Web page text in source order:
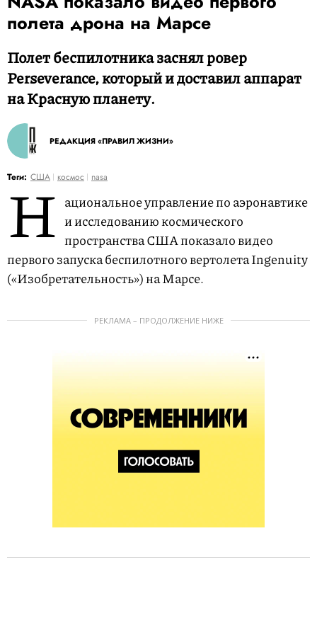
полета дрона на Марсе
Полет беспилотника заснял ровер
Perseverance, который и доставил аппарат
на Красную планету.
РЕДАКЦИЯ «ПРАВИЛ ЖИЗНИ»
Теги: США космос nasa
Н ациональное управление по аэронавтике
и исследованию космического
пространства США показало видео
первого запуска беспилотного вертолета Ingenuity
(«Изобретательность») на Марсе.
РЕКЛАМА – ПРОДОЛЖЕНИЕ НИЖЕ